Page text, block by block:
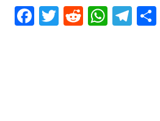
Facebook
Twitter
Reddit